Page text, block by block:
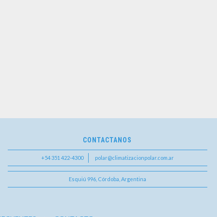
CONTACTANOS
+54 351 422-4300 polar@climatizacionpolar.com.ar
Esquiú 996, Córdoba, Argentina